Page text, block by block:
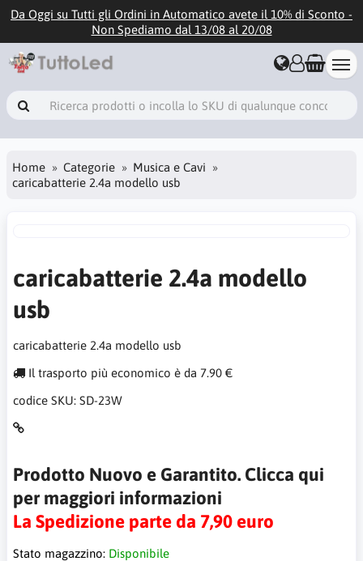
Da Oggi su Tutti gli Ordini in Automatico avete il 10% di Sconto -
Non Spediamo dal 13/08 al 20/08
Home Categorie
Musica e Cavi
caricabatterie 2.4a modello usb
caricabatterie 2.4a modello
usb
caricabatterie 2.4a modello usb
Il trasporto più economico è da 7.90 €
codice SKU: SD-23W
Prodotto Nuovo e Garantito. Clicca qui
per maggiori informazioni
La Spedizione parte da 7,90 euro
Stato magazzino: Disponibile